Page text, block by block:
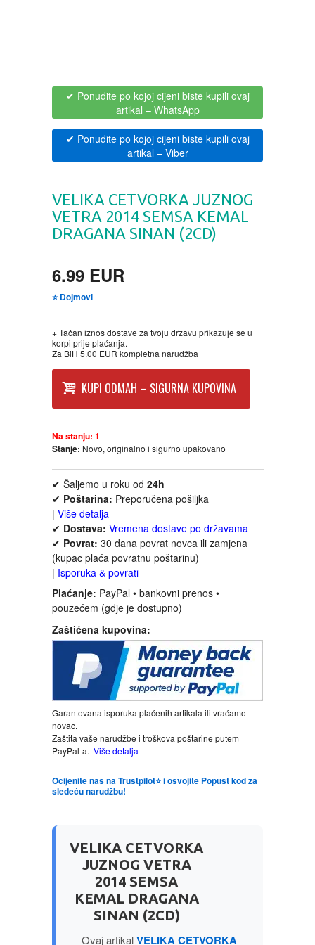
DRAMA
DRUSTVENA IGRA
EDUKATIVNI
FANTASTIKA
ISTORIJSKI
KNJIGE ZA DECU
KOMEDIJA
KRIMINALISTIČKI
KUVARI
LJUBAVNI
MITOLOGIJA
MUZIKA
POEZIJA
POPULARNA PSIHOLOGIJA
PRIČE
100% PRIRODNO
✔ Ponudite po kojoj cijeni biste kupili ovaj
artikal – WhatsApp
✔ Ponudite po kojoj cijeni biste kupili ovaj
artikal– Viber
VELIKA CETVORKA JUZNOG
VETRA 2014 SEMSA KEMAL
DRAGANA SINAN (2CD)
6.99 EUR
⭐ Dojmovi
+ Tačan iznos dostave za tvoju državu prikazuje se u
korpi prije plaćanja.
Za BiH 5.00 EUR kompletna narudžba
KUPI ODMAH – SIGURNA KUPOVINA
Na stanju: 1
Stanje: Novo, originalno i sigurno upakovano
✔ Šaljemo u roku od 24h
✔ Poštarina: Preporučena pošiljka
| Više detalja
✔ Dostava: Vremena dostave po državama
✔ Povrat: 30 dana povrat novca ili zamjena
(kupac plaća povratnu poštarinu)
| Isporuka & povrati
Plaćanje: PayPal • bankovni prenos •
pouzećem (gdje je dostupno)
Zaštićena kupovina:
Garantovana isporuka plaćenih artikala ili vraćamo
novac.
Zaštita vaše narudžbe i troškova poštarine putem
PayPal-a. Više detalja
Ocijenite nas na Trustpilot⭐ i osvojite Popust kod za
sledeću narudžbu!
VELIKA CETVORKA
JUZNOG VETRA
2014 SEMSA
KEMAL DRAGANA
SINAN (2CD)
Ovaj artikalVELIKA CETVORKA